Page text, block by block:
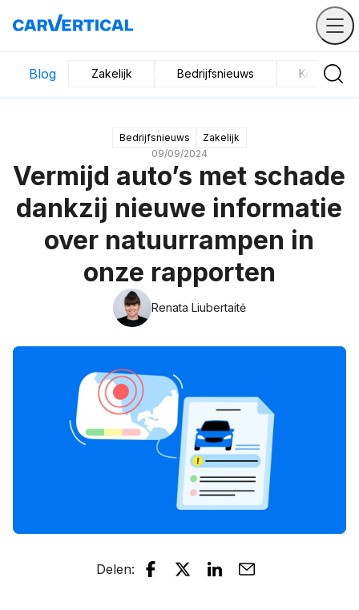
Blog Zakelijk Bedrijfsnieuws Koop en
Bedrijfsnieuws
Zakelijk
09/09/2024
Vermijd auto’s met schade
dankzij nieuwe informatie
over natuurrampen in
onze rapporten
Renata Liubertaitė
Delen: